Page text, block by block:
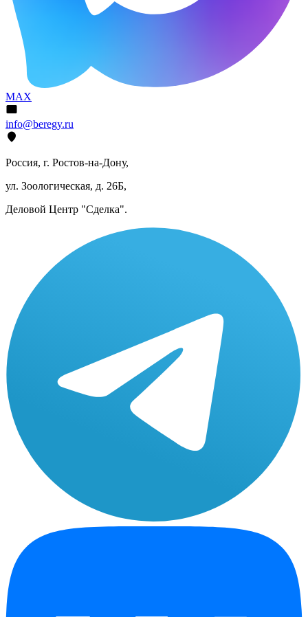
MAX
info@beregy.ru
Россия, г. Ростов-на-Дону,
ул. Зоологическая, д. 26Б,
Деловой Центр "Сделка".